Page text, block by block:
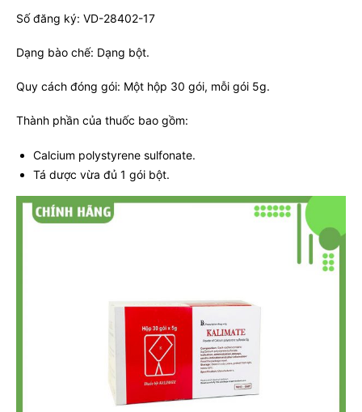
Số đăng ký: VD-28402-17
Dạng bào chế: Dạng bột.
Quy cách đóng gói: Một hộp 30 gói, mỗi gói 5g.
Thành phần của thuốc bao gồm:
Calcium polystyrene sulfonate.
Tá dược vừa đủ 1 gói bột.